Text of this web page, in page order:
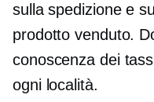
sulla spedizione e
prodotto venduto.
conoscenza dei
ogni località.